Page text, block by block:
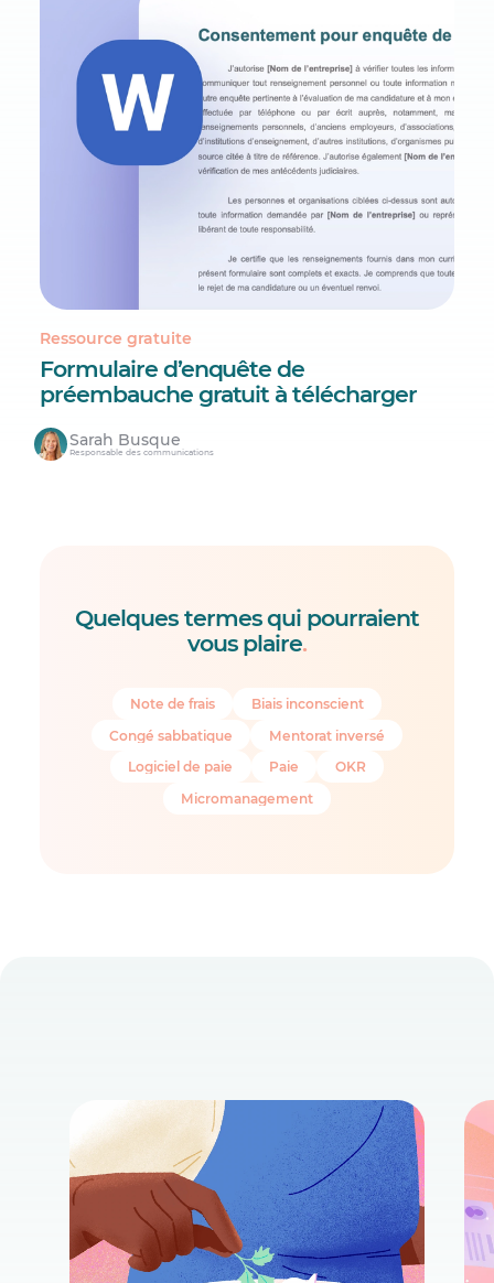
Ressource gratuite
Formulaire d’enquête de
préembauche gratuit à télécharger
Sarah Busque
Responsable des communications
Quelques termes qui pourraient
vous plaire.
Note de frais
Biais inconscient
Congé sabbatique
Mentorat inversé
Logiciel de paie
Paie
OKR
Micromanagement